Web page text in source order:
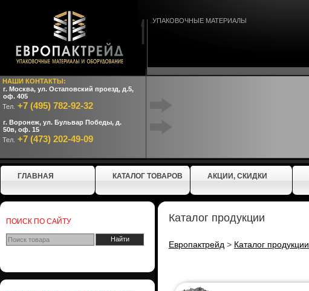
НАШИ КОНТАКТЫ:
г. Москва, ул. Остаповский проезд, д.5,
оф. 405
Тел. +7 (495) 782-92-32
г. Воронеж, ул. Бульвар Победы, д.
50в, оф. 15
Тел. +7 (473) 202-49-09
УПАКОВОЧНЫЕ МАТЕРИАЛЫ
ГЛАВНАЯ КАТАЛОГ ТОВАРОВ АКЦИИ, СКИДКИ
ПОИСК ПО САЙТУ Каталог продукции
Европактрейд > Каталог продукции